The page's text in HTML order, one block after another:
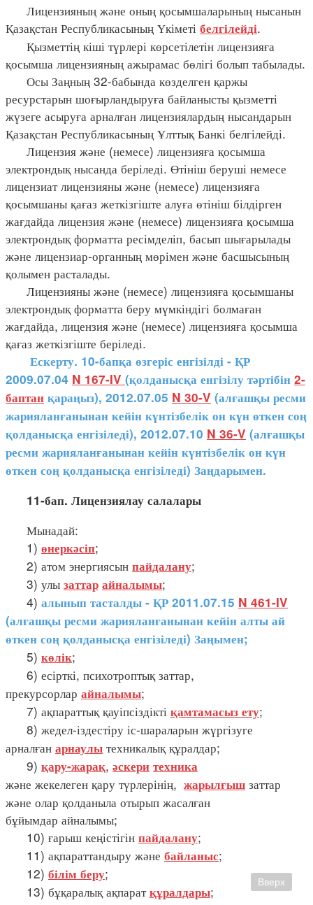
Лицензияның және оның қосымшаларының нысанын
Қазақстан Республикасының Үкіметі белгілейді.
Қызметтің кіші түрлері көрсетілетін лицензияға
қосымша лицензияның ажырамас бөлігі болып табылады.
Осы Заңның 32-бабында көзделген қаржы
ресурстарын шоғырландыруға байланысты қызметті
жүзеге асыруға арналған лицензиялардың нысандарын
Қазақстан Республикасының Ұлттық Банкі белгілейді.
Лицензия және (немесе) лицензияға қосымша
электрондық нысанда беріледі. Өтініш беруші немесе
лицензиат лицензияны және (немесе) лицензияға
қосымшаны қағаз жеткізгіште алуға өтініш білдірген
жағдайда лицензия және (немесе) лицензияға қосымша
электрондық форматта ресімделіп, басып шығарылады
және лицензиар-органның мөрімен және басшысының
қолымен расталады.
Лицензияны және (немесе) лицензияға қосымшаны
электрондық форматта беру мүмкіндігі болмаған
жағдайда, лицензия және (немесе) лицензияға қосымша
қағаз жеткізгіште беріледі.
Ескерту. 10-бапқа өзгеріс енгізілді - ҚР
2009.07.04 N 167-IV (қолданысқа енгізілу тәртібін 2-
баптан қараңыз), 2012.07.05 N 30-V (алғашқы ресми
жарияланғанынан кейін күнтізбелік он күн өткен соң
қолданысқа енгізіледі), 2012.07.10 N 36-V (алғашқы
ресми жарияланғанынан кейін күнтізбелік он күн
өткен соң қолданысқа енгізіледі) Заңдарымен.
11-бап. Лицензиялау салалары
Мынадай:
1) өнеркәсіп;
2) атом энергиясын пайдалану;
3) улы заттар айналымы;
4) алынып тасталды - ҚР 2011.07.15 N 461-IV
(алғашқы ресми жарияланғанынан кейін алты ай
өткен соң қолданысқа енгізіледі) Заңымен;
5) көлік;
6) есірткі, психотроптық заттар,
прекурсорлар айналымы;
7) ақпараттық қауіпсіздікті қамтамасыз ету;
8) жедел-іздестіру іс-шараларын жүргізуге
арналған арнаулы техникалық құралдар;
9) қару-жарақ, әскери техника
және жекелеген қару түрлерінің, жарылғыш заттар
және олар қолданыла отырып жасалған
бұйымдар айналымы;
10) ғарыш кеңістігін пайдалану;
11) ақпараттандыру және байланыс;
12) білім беру;
13) бұқаралық ақпаратқұралдары;
Вверх